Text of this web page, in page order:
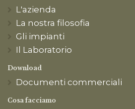
L'azienda
La nostra filosofia
Gli impianti
Il Laboratorio
Download
Documenti commerciali
Cosa facciamo